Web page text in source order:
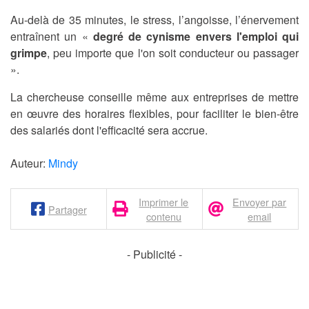
Au-delà de 35 minutes, le stress, l’angoisse, l’énervement
entraînent un « degré de cynisme envers l'emploi qui
grimpe, peu importe que l'on soit conducteur ou passager
».
La chercheuse conseille même aux entreprises de mettre
en œuvre des horaires flexibles, pour faciliter le bien-être
des salariés dont l'efficacité sera accrue.
Auteur: Mindy
Partager
Imprimer le
contenu
Envoyer par
email
- Publicité -